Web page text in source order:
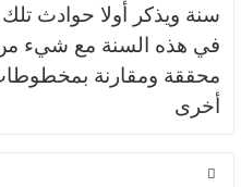
سنة ويذكر أولا حوادث
في هذه السنة مع شيء
محققة ومقارنة
أخرى